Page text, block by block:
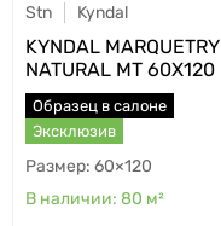
Stn Kyndal
KYNDAL MARQUETRY
NATURAL MT 60X120
Образец в салоне
Эксклюзив
60×120
80 м²